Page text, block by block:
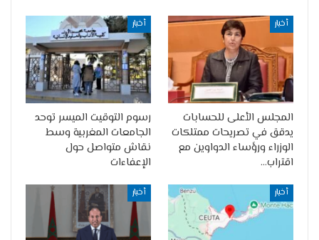
أخبار
المجلس الأعلى للحسابات
يدقق في تصريحات ممتلكات
الوزراء ورؤساء الدواوين مع
اقتراب…
أخبار
رسوم التوقيت الميسر توحد
الجامعات المغربية وسط
نقاش متواصل حول
الإعفاءات
أخبار أخبار